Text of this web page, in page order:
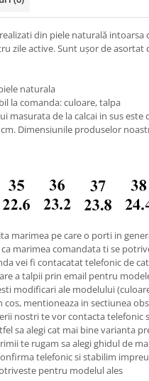
din piele naturală
zile active. Sunt ușor de asortat
naturala
la comanda: culoare, talpa
masurata de la calcai in sus este
Dimensiunile produselor
marimea pe care o porti in
marimea comandata ti se
vei fi contacatat telefonic de
a talpii prin email pentru
modificari ale modelului
mentioneaza in sectiunea
nostri te vor contacta telefonic
sa alegi cat mai bine varianta
te rugam sa alegi ghidul de
telefonic si stabilim
pentru modelul ales